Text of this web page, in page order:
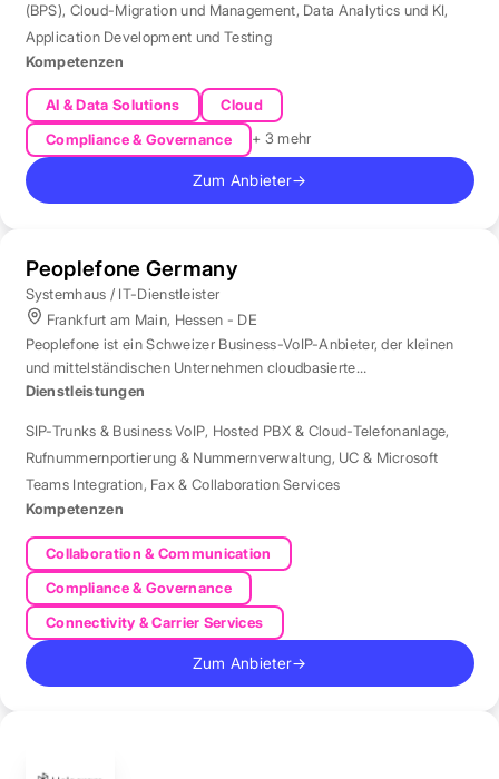
(BPS), Cloud-Migration und Management, Data Analytics und KI,
Application Development und Testing
Kompetenzen
AI & Data Solutions
Cloud
Compliance & Governance
+ 3 mehr
Zum Anbieter→
Peoplefone Germany
Systemhaus / IT-Dienstleister
Frankfurt am Main, Hessen - DE
Peoplefone ist ein Schweizer Business-VoIP-Anbieter, der kleinen
und mittelständischen Unternehmen cloudbasierte
Telefonielösungen bietet.
Dienstleistungen
SIP-Trunks & Business VoIP, Hosted PBX & Cloud-Telefonanlage,
Rufnummernportierung & Nummernverwaltung, UC & Microsoft
Teams Integration, Fax & Collaboration Services
Kompetenzen
Collaboration & Communication
Compliance & Governance
Connectivity & Carrier Services
Zum Anbieter→